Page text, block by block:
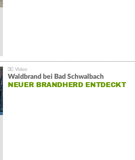
Waldbrand bei Bad Schwalbach
NEUER BRANDHERD ENTDECKT